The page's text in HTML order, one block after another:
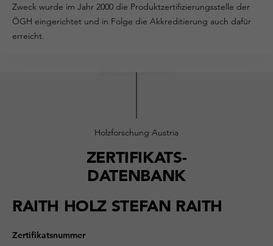
Zweck wurde im Jahr 2000 die Produktzertifizierungsstelle der
ÖGH eingerichtet und in Folge die Akkreditierung auch dafür
erreicht.
Holzforschung Austria
ZERTIFIKATS-
DATENBANK
RAITH HOLZ STEFAN RAITH
Zertifikatsnummer